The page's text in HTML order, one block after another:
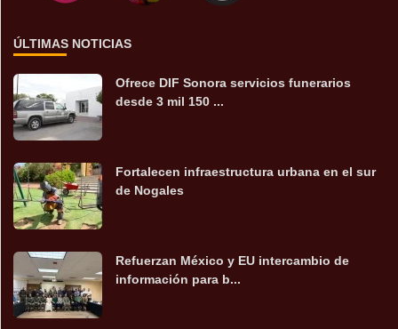
ÚLTIMAS NOTICIAS
Ofrece DIF Sonora servicios funerarios
desde 3 mil 150 ...
Fortalecen infraestructura urbana en el sur
de Nogales
Refuerzan México y EU intercambio de
información para b...